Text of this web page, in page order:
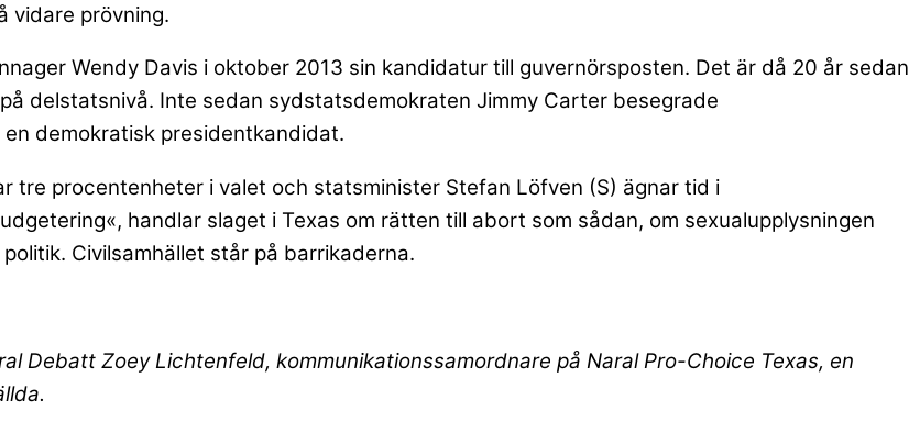
vidare prövning.
Wendy Davis i oktober 2013 sin kandidatur till guvernörsposten. Det är då 20 år sedan
delstatsnivå. Inte sedan sydstatsdemokraten Jimmy Carter besegrade
demokratisk presidentkandidat.
tre procentenheter i valet och statsminister Stefan Löfven (S) ägnar tid i
handlar slaget i Texas om rätten till abort som sådan, om sexualupplysningen
Civilsamhället står på barrikaderna.
Debatt Zoey Lichtenfeld, kommunikationssamordnare på Naral Pro-Choice Texas, en